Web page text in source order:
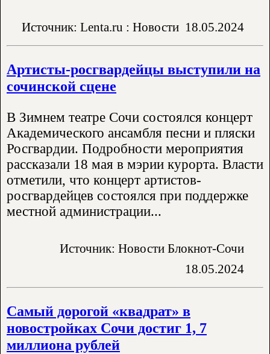
Источник: Lenta.ru : Новости 18.05.2024
Артисты-росгвардейцы выступили на
сочинской сцене
В Зимнем театре Сочи состоялся концерт
Академического ансамбля песни и пляски
Росгвардии. Подробности мероприятия
рассказали 18 мая в мэрии курорта. Власти
отметили, что концерт артистов-
росгвардейцев состоялся при поддержке
местной администрации...
Источник: Новости Блокнот-Сочи
18.05.2024
Самый дорогой «квадрат» в
новостройках Сочи достиг 1, 7
миллиона рублей